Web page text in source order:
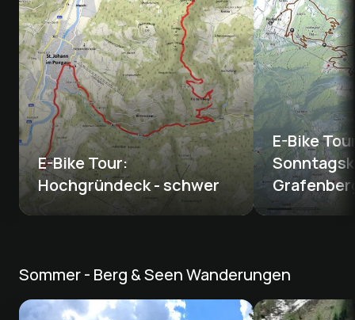
E-Bike Tour:
Hochgründeck - schwer
E-Bike
Sommer - Berg & Seen Wanderungen